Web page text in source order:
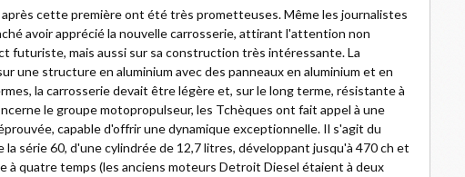
cette première ont été très prometteuses. Même les journalistes
avoir apprécié la nouvelle carrosserie, attirant l'attention non
futuriste, mais aussi sur sa construction très intéressante. La
une structure en aluminium avec des panneaux en aluminium et en
la carrosserie devait être légère et, sur le long terme, résistante à
le groupe motopropulseur, les Tchèques ont fait appel à une
capable d'offrir une dynamique exceptionnelle. Il s'agit du
série 60, d'une cylindrée de 12,7 litres, développant jusqu'à 470 ch et
à quatre temps (les anciens moteurs Detroit Diesel étaient à deux